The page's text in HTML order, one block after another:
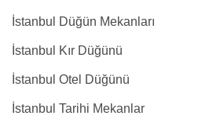
İstanbul Düğün Mekanları
İstanbul Kır Düğünü
İstanbul Otel Düğünü
İstanbul Tarihi Mekanlar